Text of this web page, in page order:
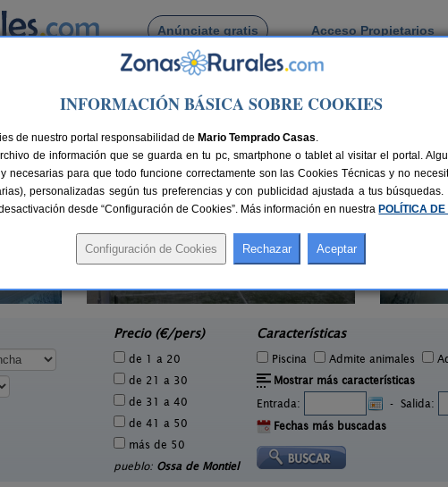
Anúnciate gratis Acceso Propietarios
Busca por pueblo
> Ossa de Montiel
de Montiel
2-10+2 pers.
18 €
Casa Rural La Bodeguilla de
Alcalá del Júcar
Precio (€/pers)
de 1 a 20
de 21 a 30
de 31 a 40
de 41 a 50
más de 50
pueblo: Ossa de Montiel
Características
Piscina Admite animales
Mostrar más características
Entrada:
- Salida:
Fechas más buscadas
INFORMACIÓN BÁSICA SOBRE COOKIES
de nuestro portal responsabilidad de Mario Temprado Casas.
de información que se guarda en tu pc, smartphone o tablet al visitar el portal.
necesarias para que todo funcione correctamente son las Cookies Técnicas y no
personalizadas según tus preferencias y con publicidad ajustada a tus
desde “Configuración de Cookies”. Más información en nuestra POLÍTICA